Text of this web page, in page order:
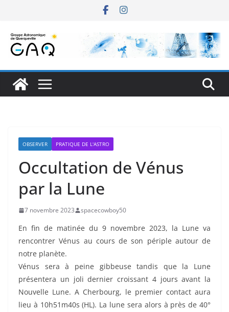
contenu
OBSERVER PRATIQUE DE L'ASTRO
Occultation de Vénus
par la Lune
7 novembre 2023 spacecowboy50
En fin de matinée du 9 novembre 2023, la Lune va
rencontrer Vénus au cours de son périple autour de
notre planète.
Vénus sera à peine gibbeuse tandis que la Lune
présentera un joli dernier croissant 4 jours avant la
Nouvelle Lune. A Cherbourg, le premier contact aura
lieu à 10h51m40s (HL). La lune sera alors à près de 40°